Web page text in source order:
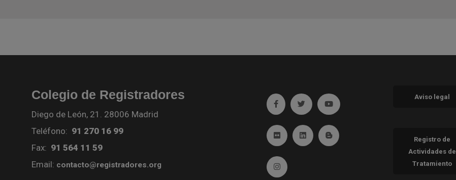
Colegio de Registradores
Diego de León, 21. 28006 Madrid
Teléfono: 91 270 16 99
Fax: 91 564 11 59
Email: contacto@registradores.org
Ir a facebook (abre en ventana nueva)
Ir a twitter (abre en ventana nueva)
Ir a YouTube (abre en ventana nueva)
Ir a Flickr (abre en ventana nueva)
Ir a Linkedin (abre en ventana nueva)
Ir al Blog (abre en ventana nueva)
Ir a Instagram (abre en ventana nueva)
Aviso legal
Registro de
Actividades de
Tratamiento